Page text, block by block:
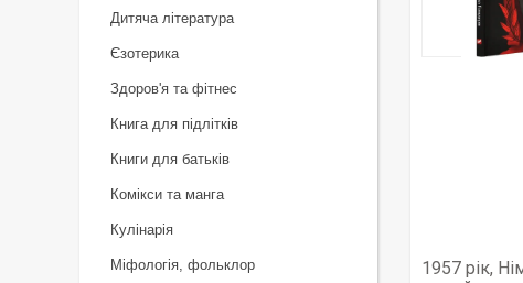
1957 рік,
Дитяча література
Єзотерика
Здоров'я та фітнес
Книга для підлітків
Книги для батьків
Комікси та манга
Кулінарія
Міфологія, фольклор